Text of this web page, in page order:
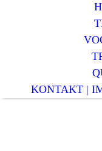
KONTAKT |